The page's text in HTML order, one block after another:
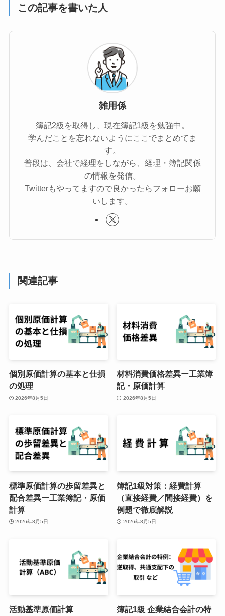
この記事を書いた人
雑用係
簿記2級を取得し、現在簿記1級を勉強中。
学んだことを忘れないようにここでまとめてま
す。
普段は、会社で経理をしながら、経理・簿記関係
の情報を発信。
Twitterもやってますので良かったらフォローお願
いします。
関連記事
個別原価計算の基本と仕損
の処理
2026年8月5日
材料消費価格差異ー工業簿
記・原価計算
2026年8月5日
標準原価計算の歩留差異と
配合差異ー工業簿記・原価
計算
2026年8月5日
簿記1級対策：経費計算
（直接経費／間接経費）を
例題で徹底解説
2026年8月5日
活動基準原価計算
簿記1級 企業結合会計の特